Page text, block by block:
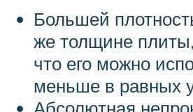
Большей
же толщине плиты,
что его можно
меньше в равных